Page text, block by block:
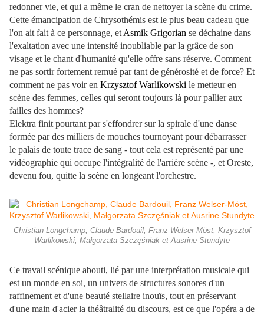
redonner vie, et qui a même le cran de nettoyer la scène du crime.
Cette émancipation de Chrysothémis est le plus beau cadeau que
l'on ait fait à ce personnage, et Asmik Grigorian se déchaine dans
l'exaltation avec une intensité inoubliable par la grâce de son
visage et le chant d'humanité qu'elle offre sans réserve. Comment
ne pas sortir fortement remué par tant de générosité et de force? Et
comment ne pas voir en Krzysztof Warlikowski le metteur en
scène des femmes, celles qui seront toujours là pour pallier aux
failles des hommes?
Elektra finit pourtant par s'effondrer sur la spirale d'une danse
formée par des milliers de mouches tournoyant pour débarrasser
le palais de toute trace de sang - tout cela est représenté par une
vidéographie qui occupe l'intégralité de l'arrière scène -, et Oreste,
devenu fou, quitte la scène en longeant l'orchestre.
Christian Longchamp, Claude Bardouil, Franz Welser-Möst, Krzysztof
Warlikowski, Małgorzata Szczęśniak et Ausrine Stundyte
Ce travail scénique abouti, lié par une interprétation musicale qui
est un monde en soi, un univers de structures sonores d'un
raffinement et d'une beauté stellaire inouïs, tout en préservant
d'une main d'acier la théâtralité du discours, est ce que l'opéra a de